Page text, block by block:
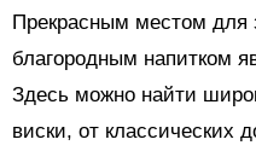
Прекрасным местом для
благородным напитком
Здесь можно найти
виски, от классических